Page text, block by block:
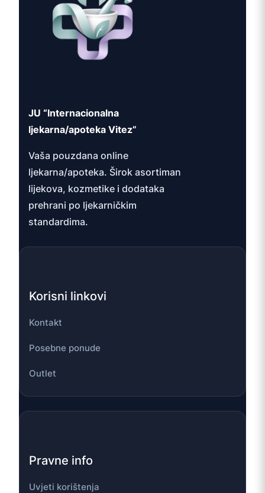
JU “Internacionalna
ljekarna/apoteka Vitez”
Vaša pouzdana online
ljekarna/apoteka. Širok asortiman
lijekova, kozmetike i dodataka
prehrani po ljekarničkim
standardima.
Korisni linkovi
Kontakt
Posebne ponude
Outlet
Pravne info
Uvjeti korištenja